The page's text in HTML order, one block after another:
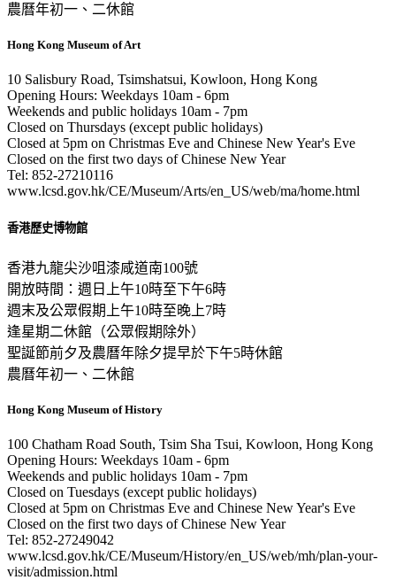
農曆年初一、二休館
Hong Kong Museum of Art
10 Salisbury Road, Tsimshatsui, Kowloon, Hong Kong
Opening Hours: Weekdays 10am - 6pm
Weekends and public holidays 10am - 7pm
Closed on Thursdays (except public holidays)
Closed at 5pm on Christmas Eve and Chinese New Year's Eve
Closed on the first two days of Chinese New Year
Tel: 852-27210116
www.lcsd.gov.hk/CE/Museum/Arts/en_US/web/ma/home.html
香港歷史博物館
香港九龍尖沙咀漆咸道南100號
開放時間：週日上午10時至下午6時
週末及公眾假期上午10時至晚上7時
逢星期二休館（公眾假期除外）
聖誕節前夕及農曆年除夕提早於下午5時休館
農曆年初一、二休館
Hong Kong Museum of History
100 Chatham Road South, Tsim Sha Tsui, Kowloon, Hong Kong
Opening Hours: Weekdays 10am - 6pm
Weekends and public holidays 10am - 7pm
Closed on Tuesdays (except public holidays)
Closed at 5pm on Christmas Eve and Chinese New Year's Eve
Closed on the first two days of Chinese New Year
Tel: 852-27249042
www.lcsd.gov.hk/CE/Museum/History/en_US/web/mh/plan-your-
visit/admission.html